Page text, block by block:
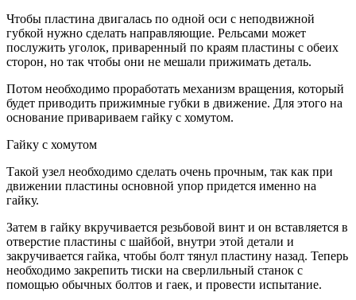
Чтобы пластина двигалась по одной оси с неподвижной
губкой нужно сделать направляющие. Рельсами может
послужить уголок, приваренный по краям пластины с обеих
сторон, но так чтобы они не мешали прижимать деталь.
Потом необходимо проработать механизм вращения, который
будет приводить прижимные губки в движение. Для этого на
основание привариваем гайку с хомутом.
Гайку с хомутом
Такой узел необходимо сделать очень прочным, так как при
движении пластины основной упор придется именно на
гайку.
Затем в гайку вкручивается резьбовой винт и он вставляется в
отверстие пластины с шайбой, внутри этой детали и
закручивается гайка, чтобы болт тянул пластину назад. Теперь
необходимо закрепить тиски на сверлильный станок с
помощью обычных болтов и гаек, и провести испытание.